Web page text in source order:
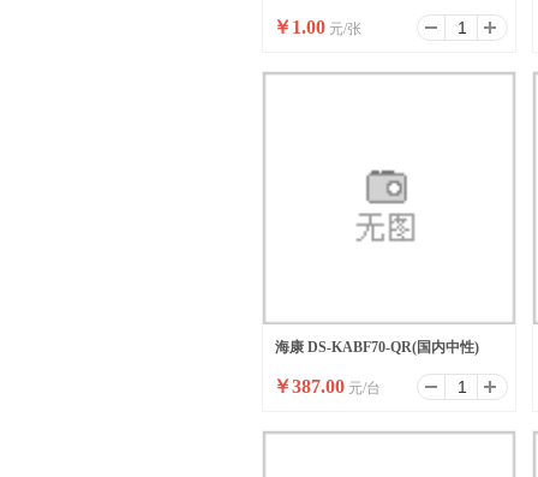
￥1.00 元/张
海康 DS-KABF70-QR(国内中性)
￥387.00 元/台